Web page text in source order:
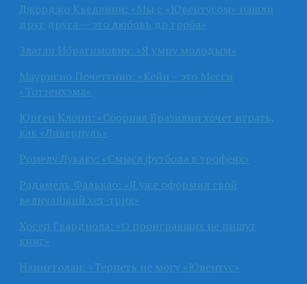
Джорджо Кьеллини: «Мы с «Ювентусом» нашли
друг друга — это любовь до гроба»
Златан Ибрагимович: «Я умру молодым»
Маурисио Почеттино: «Кейн – это Месси
«Тоттенхэма»
Юрген Клопп: «Сборная Бразилии хочет играть,
как «Ливерпуль»
Ромелу Лукаку: «Смысл футбола в трофеях»
Радамель Фалькао: «Я уже оформил свой
величайший хет-трик»
Хосеп Гвардиола: «О проигравших не пишут
книг»
Наингголан: «Терпеть не могу «Ювентус»